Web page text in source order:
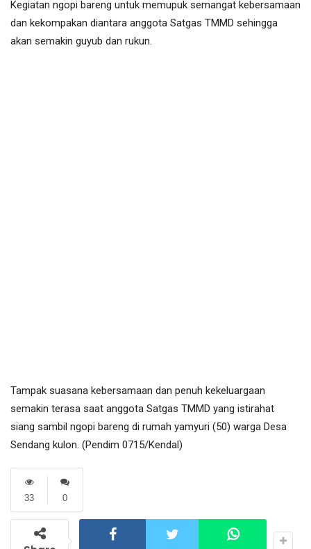
Kegiatan ngopi bareng untuk memupuk semangat kebersamaan
dan kekompakan diantara anggota Satgas TMMD sehingga
akan semakin guyub dan rukun.
Tampak suasana kebersamaan dan penuh kekeluargaan
semakin terasa saat anggota Satgas TMMD yang istirahat
siang sambil ngopi bareng di rumah yamyuri (50) warga Desa
Sendang kulon. (Pendim 0715/Kendal)
0
33